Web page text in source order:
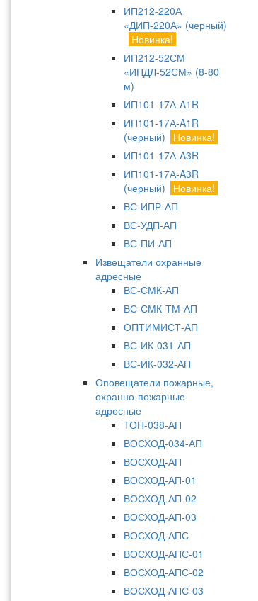
ИП212-220А
«ДИП-220А» (черный)
Новинка!
ИП212-52СМ
«ИПДЛ-52СМ» (8-80
м)
ИП101-17А-A1R
ИП101-17А-A1R
(черный)
Новинка!
ИП101-17А-A3R
ИП101-17А-A3R
(черный)
Новинка!
ВС-ИПР-АП
ВС-УДП-АП
ВС-ПИ-АП
Извещатели охранные
адресные
ВС-СМК-АП
ВС-СМК-ТМ-АП
ОПТИМИСТ-АП
ВС-ИК-031-АП
ВС-ИК-032-АП
Оповещатели пожарные,
охранно-пожарные
адресные
ТОН-038-АП
ВОСХОД-034-АП
ВОСХОД-АП
ВОСХОД-АП-01
ВОСХОД-АП-02
ВОСХОД-АП-03
ВОСХОД-АПС
ВОСХОД-АПС-01
ВОСХОД-АПС-02
ВОСХОД-АПС-03